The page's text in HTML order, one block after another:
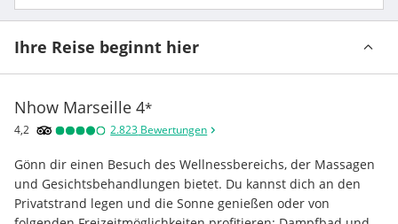
Ihre Reise beginnt hier
Nhow Marseille 4*
4,2 2.823 Bewertungen
Gönn dir einen Besuch des Wellnessbereichs, der Massagen
und Gesichtsbehandlungen bietet. Du kannst dich an den
Privatstrand legen und die Sonne genießen oder von